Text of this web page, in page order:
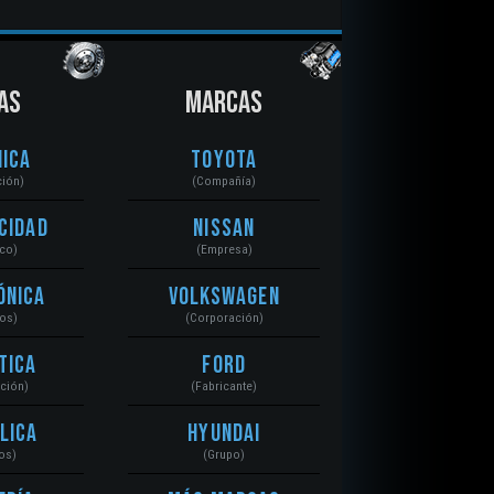
MARCAS
Toyota
(Compañía)
Nissan
(Empresa)
Volkswagen
(Corporación)
Ford
(Fabricante)
Hyundai
(Grupo)